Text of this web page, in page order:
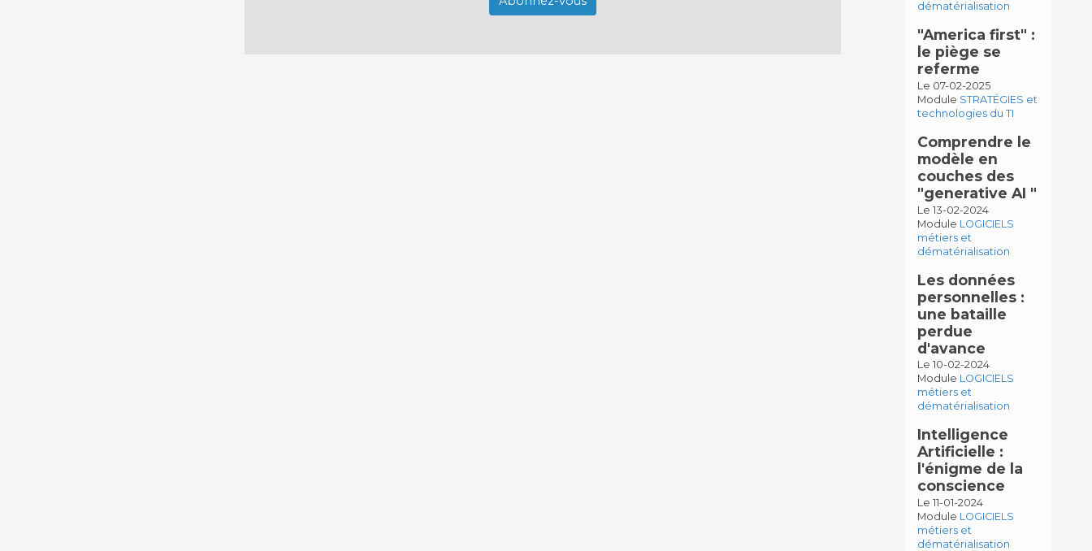
dématérialisation
"America first" :
le piège se
referme
Le 07-02-2025
Module STRATÉGIES et
technologies du TI
Comprendre le
modèle en
couches des
"generative AI "
Le 13-02-2024
Module LOGICIELS
métiers et
dématérialisation
Les données
personnelles :
une bataille
perdue
d'avance
Le 10-02-2024
Module LOGICIELS
métiers et
dématérialisation
Intelligence
Artificielle :
l'énigme de la
conscience
Le 11-01-2024
Module LOGICIELS
métiers et
dématérialisation